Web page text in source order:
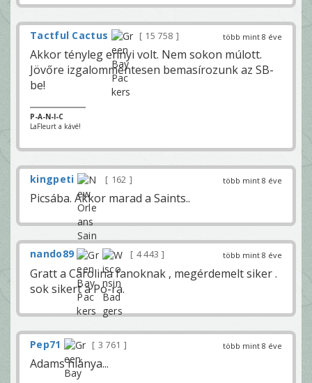
több mint 8 éve
Tactful Cactus 15 758
Akkor tényleg ennyi volt. Nem sokon múlott.
Jövőre izgalommentesen bemasírozunk az SB-
be!
P-A-N-I-C
LaFleurt a kávé!
több mint 8 éve
kingpeti 162
Picsába. Akkor marad a Saints..
több mint 8 éve
nando89 4 443
Gratt a Carolina fanoknak , megérdemelt siker .
sok sikert a Po-ra.
több mint 8 éve
Pep71 3 761
Adams hiánya...